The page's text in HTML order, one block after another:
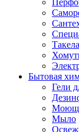
Бытовая
Гели
Мыло